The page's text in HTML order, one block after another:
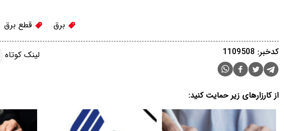
برق قطع برق
لینک کوتاه کدخبر: 1109508
از کارزارهای زیر حمایت کنید: